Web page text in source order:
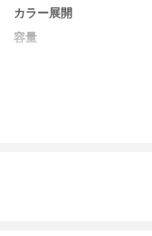
カラー展開
容量